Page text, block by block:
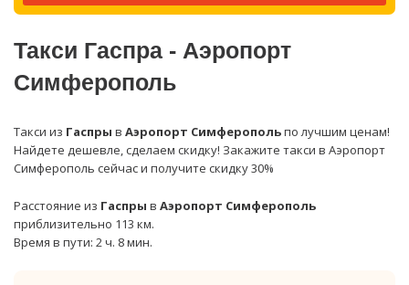
Такси Гаспра - Аэропорт
Симферополь
Такси из Гаспры в Аэропорт Симферопольпо лучшим ценам!
Найдете дешевле, сделаем скидку! Закажите такси в Аэропорт
Симферополь сейчас и получите скидку 30%
Расстояние из Гаспры в Аэропорт Симферополь
приблизительно 113 км.
Время в пути: 2 ч. 8 мин.